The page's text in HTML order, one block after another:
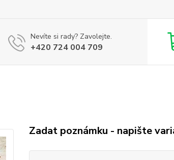
Nevíte si rady? Zavolejte.
+420 724 004 709
Zadat poznámku - napište